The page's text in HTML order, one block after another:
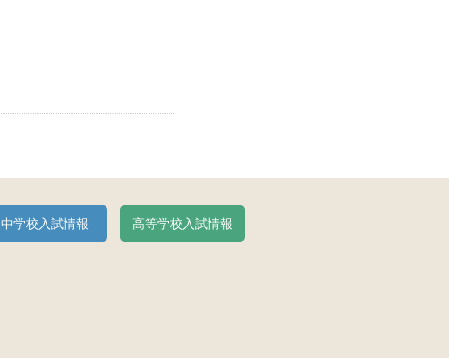
中学校入試情報 高等学校入試情報